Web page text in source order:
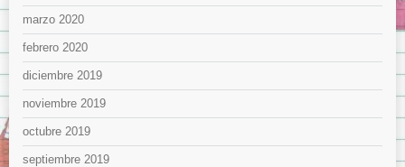
marzo 2020
febrero 2020
diciembre 2019
noviembre 2019
octubre 2019
septiembre 2019